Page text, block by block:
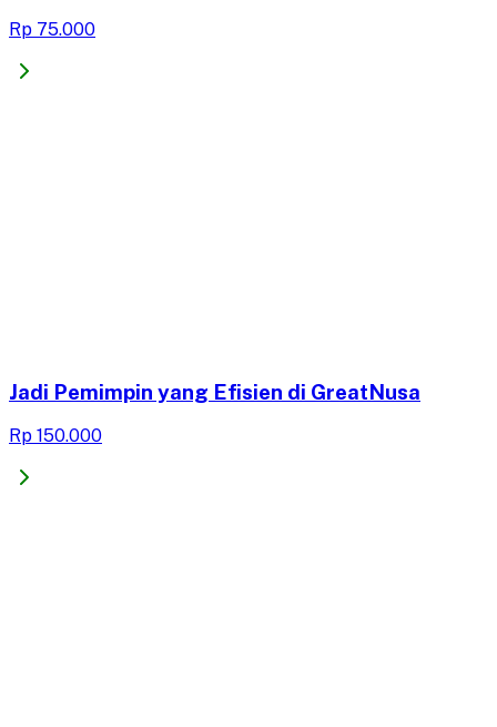
Rp 75.000
Jadi Pemimpin yang Efisien di GreatNusa​
Rp 150.000